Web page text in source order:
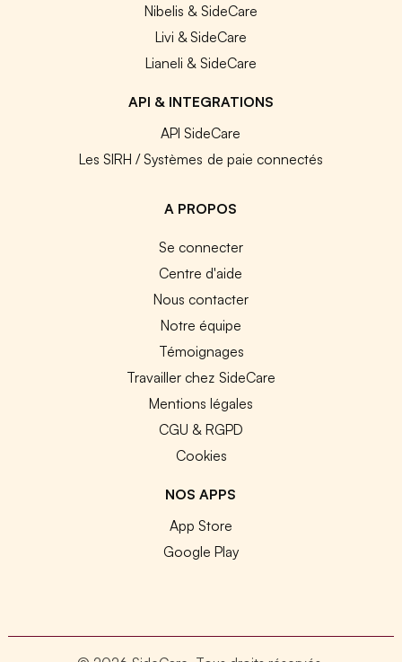
Nibelis & SideCare
Livi & SideCare
Lianeli & SideCare
API & INTEGRATIONS
API SideCare
Les SIRH / Systèmes de paie connectés
A PROPOS
Se connecter
Centre d'aide
Nous contacter
Notre équipe
Témoignages
Travailler chez SideCare
Mentions légales
CGU & RGPD
Cookies
NOS APPS
App Store
Google Play